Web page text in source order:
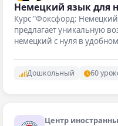
Немецкий язык для
Курс "Фоксфорд:
предлагает уникальную
немецкий с нуля в
Дошкольный 60
Центр